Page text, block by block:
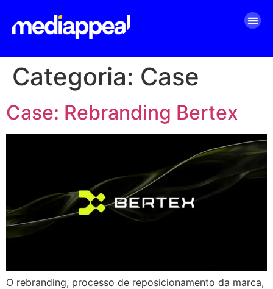
Categoria: Case
Case: Rebranding Bertex
O rebranding, processo de reposicionamento da marca,